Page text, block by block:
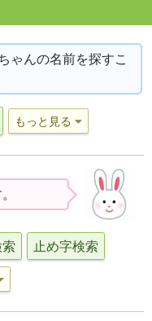
ゃんの名前を探すこ
もっと見る
止め字検索